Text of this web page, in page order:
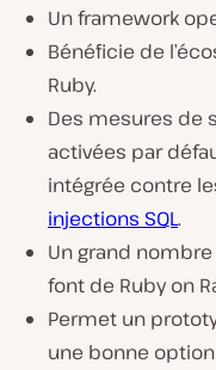
Un framework
Bénéficie de
Ruby.
Des mesures de
activées par
intégrée contre
injections SQL.
Un grand
font de Ruby on
Permet un
une bonne option